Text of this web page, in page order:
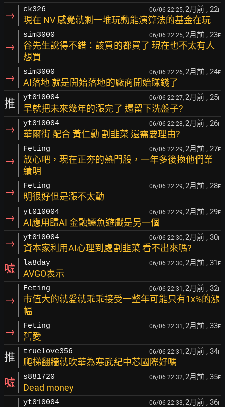
→ ck326 06/06 22:25, 2月前 , 22F
現在 NV 感覺就剩一堆玩動能演算法的基金在玩
→
sim3000 06/06 22:25, 2月前 , 23F
谷先生說得不錯：該買的都買了 現在也不太有人
想買
→ sim3000 06/06 22:26, 2月前 , 24F
AI落地 就是開始落地的廠商開始賺錢了
推 yt010004 06/06 22:27, 2月前 , 25F
早就把未來幾年的漲完了 還留下洗盤子?
→ yt010004 06/06 22:28, 2月前 , 26F
華爾街 配合 黃仁勳 割韭菜 還需要理由?
→
Feting 06/06 22:29, 2月前 , 27F
放心吧，現在正夯的熱門股，一年多後換他們業
績明
→ Feting 06/06 22:29, 2月前 , 28F
明很好但是漲不太動
→ yt010004 06/06 22:29, 2月前 , 29F
AI應用歸AI 金融鱷魚遊戲是另一個
→ yt010004 06/06 22:30, 2月前 , 30F
資本家利用AI心理到處割韭菜 看不出來嗎?
噓 la8day 06/06 22:30, 2月前 , 31 F
AVGO表示
→
Feting 06/06 22:31, 2月前 , 32F
市值大的就愛就乖乖接受一整年可能只有1x%的漲
幅
→ Feting 06/06 22:31, 2月前 , 33F
舊愛
推 truelove356 06/06 22:31, 2月前 , 34F
爬梯翻牆就吹華為寒武紀中芯國際好嗎
噓 s881720 06/06 22:32, 2月前 , 35F
Dead money
yt010004 06/06 22:33, 2月前 , 36F